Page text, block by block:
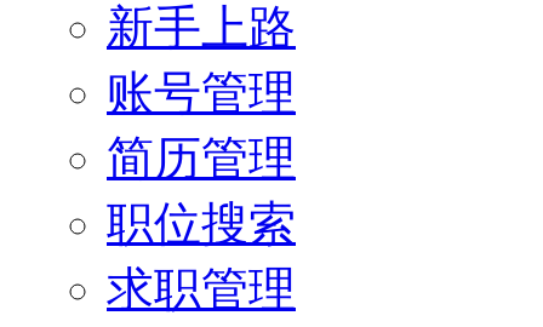
新手上路
账号管理
简历管理
职位搜索
求职管理